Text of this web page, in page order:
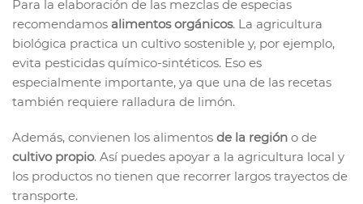
Para la elaboración de las mezclas de especias
recomendamos alimentos orgánicos. La agricultura
biológica practica un cultivo sostenible y, por ejemplo,
evita pesticidas químico-sintéticos. Eso es
especialmente importante, ya que una de las recetas
también requiere ralladura de limón.
Además, convienen los alimentos de la región o de
cultivo propio. Así puedes apoyar a la agricultura local y
los productos no tienen que recorrer largos trayectos de
transporte.